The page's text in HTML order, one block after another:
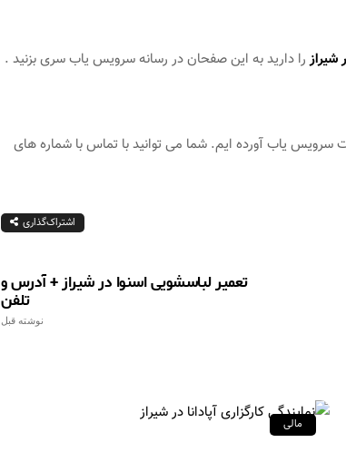
را دارید به این صفحان در رسانه سرویس یاب سری بزنید .
یاب آورده ایم. شما می توانید با تماس با شماره های
اشتراک‌گذاری
تعمیر لباسشویی اسنوا در شیراز + آدرس و
تلفن
نوشته قبل
مالی